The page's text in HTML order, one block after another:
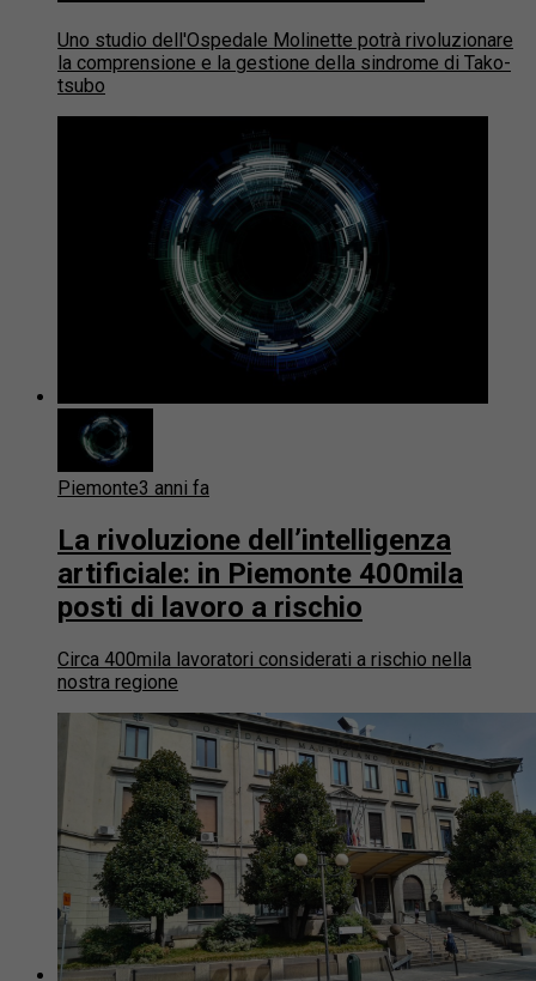
Uno studio dell'Ospedale Molinette potrà rivoluzionare
la comprensione e la gestione della sindrome di Tako-
tsubo
Piemonte3 anni fa
La rivoluzione dell’intelligenza
artificiale: in Piemonte 400mila
posti di lavoro a rischio
Circa 400mila lavoratori considerati a rischio nella
nostra regione